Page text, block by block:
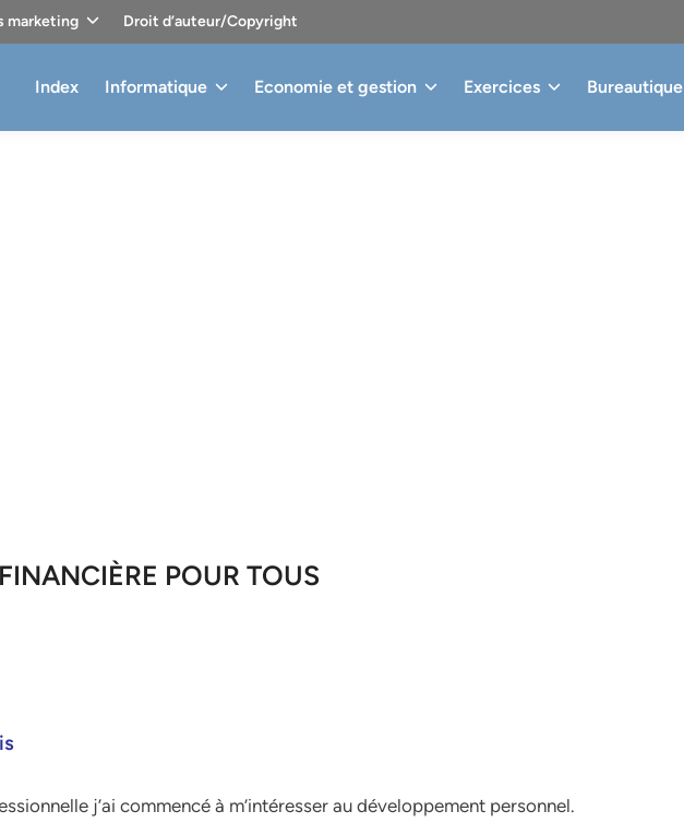
marketing Droit d’auteur/Copyright
Index Informatique Economie et gestion Exercices Bureautique
POUR TOUS
j’ai commencé à m’intéresser au développement personnel.